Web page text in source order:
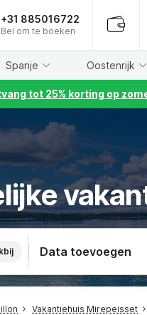
+31 885016722
Bel om te boeken
Spanje Oostenrijk
tot 25% korting op
Data toevoegen
Vakantiehuis Mirepeisset